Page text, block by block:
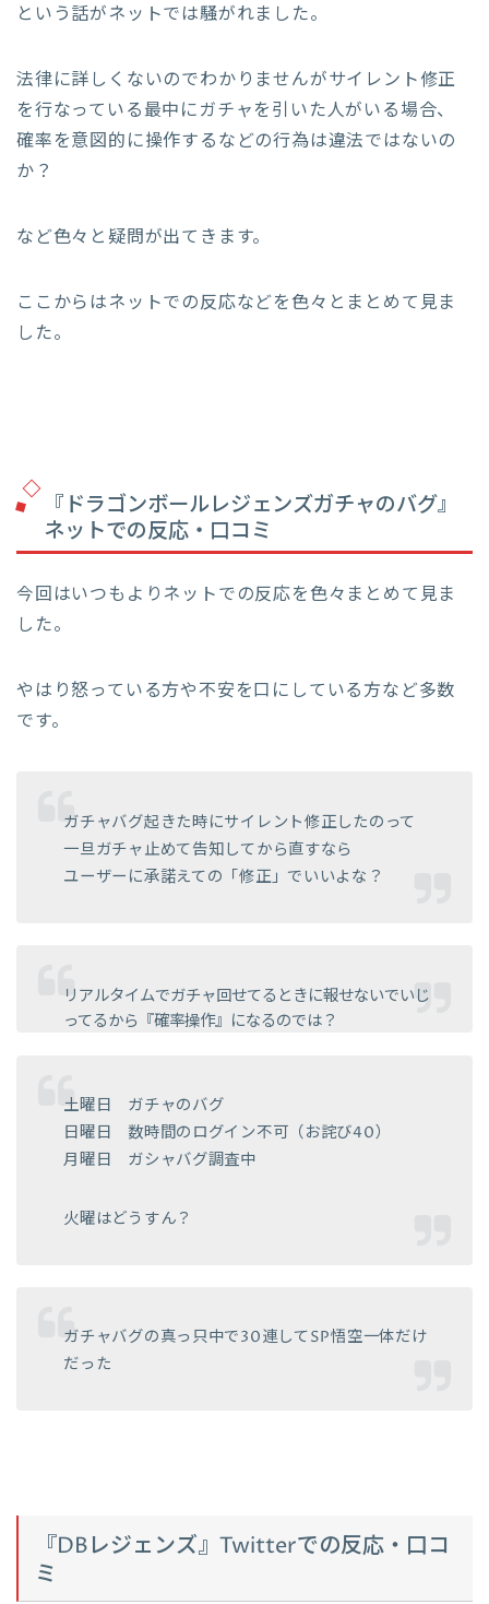
という話がネットでは騒がれました。
法律に詳しくないのでわかりませんがサイレント修正
を行なっている最中にガチャを引いた人がいる場合、
確率を意図的に操作するなどの行為は違法ではないの
か？
など色々と疑問が出てきます。
ここからはネットでの反応などを色々とまとめて見ま
した。
『ドラゴンボールレジェンズガチャのバグ』
ネットでの反応・口コミ
今回はいつもよりネットでの反応を色々まとめて見ま
した。
やはり怒っている方や不安を口にしている方など多数
です。
ガチャバグ起きた時にサイレント修正したのって
一旦ガチャ止めて告知してから直すなら
ユーザーに承諾えての「修正」でいいよな？
リアルタイムでガチャ回せてるときに報せないでいじ
ってるから『確率操作』になるのでは？
土曜日 ガチャのバグ
日曜日 数時間のログイン不可（お詫び40）
月曜日 ガシャバグ調査中
火曜はどうすん？
ガチャバグの真っ只中で30連してSP悟空一体だけ
だった
『DBレジェンズ』Twitterでの反応・口コ
ミ